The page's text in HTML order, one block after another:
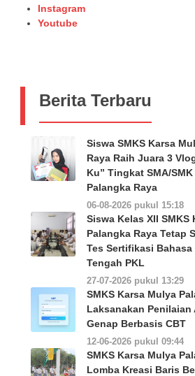
Instagram
Youtube
Berita Terbaru
Siswa SMKS Karsa
Raya Raih Juara 3
Ku” Tingkat SMA/
Palangka Raya
06-08-2026 pukul 15:18
Siswa Kelas XII SMKS
Palangka Raya Tetap
Tes Sertifikasi
Tengah PKL
27-07-2026 pukul 13:29
SMKS Karsa Mulya
Laksanakan Penilaian
Genap Berbasis CBT
12-06-2026 pukul 09:44
SMKS Karsa Mulya
Lomba Kreasi Baris